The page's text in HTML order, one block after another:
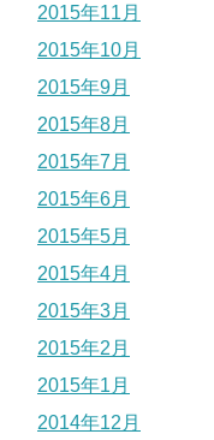
2015年11月
2015年10月
2015年9月
2015年8月
2015年7月
2015年6月
2015年5月
2015年4月
2015年3月
2015年2月
2015年1月
2014年12月